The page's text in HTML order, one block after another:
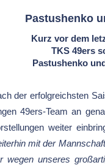
Pastushenko
Kurz vor dem
TKS 49ers
Pastushenko
der erfolgreichsten
49ers-Team an
weiter
mit der
wegen unseres